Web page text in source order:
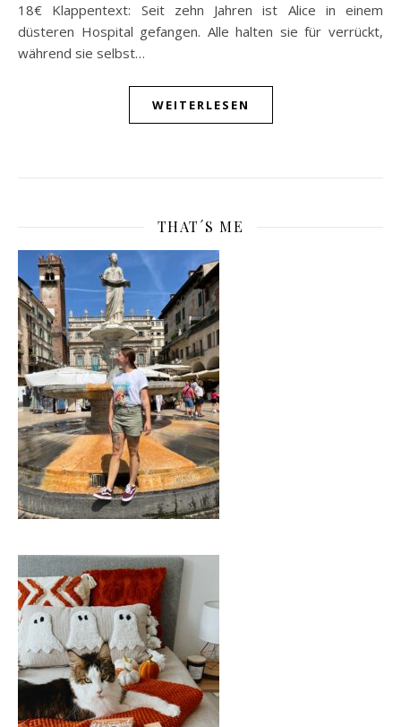
18€ Klappentext: Seit zehn Jahren ist Alice in einem
düsteren Hospital gefangen. Alle halten sie für verrückt,
während sie selbst…
WEITERLESEN
THAT´S ME